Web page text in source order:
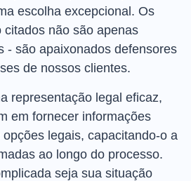
escolha excepcional. Os
não são apenas
- são apaixonados defensores
de nossos clientes.
representação legal eficaz,
em fornecer informações
legais, capacitando-o a
ao longo do processo.
seja sua situação